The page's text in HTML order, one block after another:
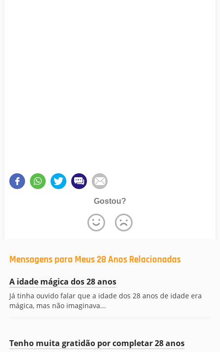
Gostou?
Mensagens para Meus 28 Anos Relacionadas
A idade mágica dos 28 anos
Já tinha ouvido falar que a idade dos 28 anos de idade era
mágica, mas não imaginava...
Tenho muita gratidão por completar 28 anos